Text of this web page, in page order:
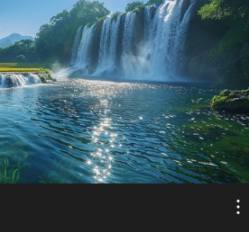
Nhị Thiền sân
10 12
Bỏ chọn
Bỏ chọn
Bỏ chọn
Bình luận
Lưu